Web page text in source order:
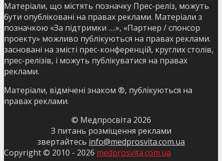
Матеріали, що містять позначку Прес-реліз, можуть
бути опубліковані на правах реклами. Матеріали з
позначкою «За підтримки ….», «Партнер / спонсор
проекту» можливо публікуються на правах реклами.
засновані на змісті прес-конференцій, круглих столів,
прес-релізів, і можуть публікуватися на правах
реклами.
Матеріали, відмічені знаком ®, публікуються на
правах реклами.
© Медпросвіта 2026
З питань розміщення реклами
звертайтесь info@medprosvita.com.ua
Copyright © 2010 - 2026 medprosvita.com.ua